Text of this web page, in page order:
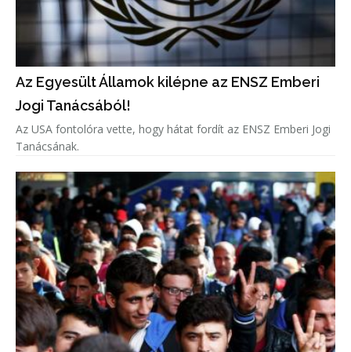
Az Egyesült Államok kilépne az ENSZ Emberi
Jogi Tanácsából!
Az USA fontolóra vette, hogy hátat fordít az ENSZ Emberi Jogi
Tanácsának.